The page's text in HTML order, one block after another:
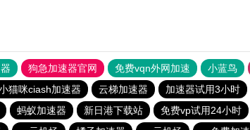
狗急加速器官网 免费vqn外网加速 小蓝鸟
猫咪ciash加速器 云梯加速器 加速器试用3小时
蚂蚁加速器 新日港下载站 免费vp试用24小时